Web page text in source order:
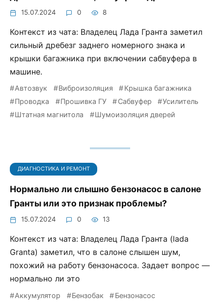
15.07.2024 0 8
Контекст из чата: Владелец Лада Гранта заметил
сильный дребезг заднего номерного знака и
крышки багажника при включении сабвуфера в
машине.
Автозвук Виброизоляция
Крышка багажника
Проводка
Прошивка ГУ Сабвуфер
Усилитель
Штатная магнитола
Шумоизоляция дверей
ДИАГНОСТИКА И РЕМОНТ
Нормально ли слышно бензонасос в салоне
Гранты или это признак проблемы?
15.07.2024 0 13
Контекст из чата: Владелец Лада Гранта (lada
Granta) заметил, что в салоне слышен шум,
похожий на работу бензонасоса. Задает вопрос —
нормально ли это
Аккумулятор Бензобак
Бензонасос